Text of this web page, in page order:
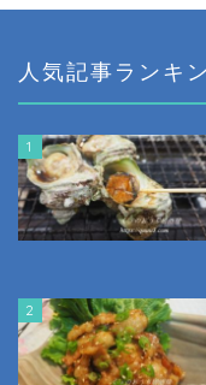
人気記事ランキ
1
2